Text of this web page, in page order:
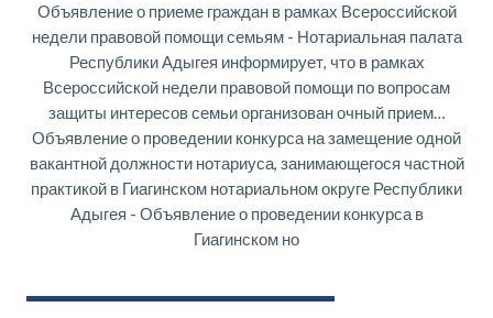
Объявление о приеме граждан в рамках Всероссийской
недели правовой помощи семьям - Нотариальная палата
Республики Адыгея информирует, что в рамках
Всероссийской недели правовой помощи по вопросам
защиты интересов семьи организован очный прием…
Объявление о проведении конкурса на замещение одной
вакантной должности нотариуса, занимающегося частной
практикой в Гиагинском нотариальном округе Республики
Адыгея - Объявление о проведении конкурса в
Гиагинском но